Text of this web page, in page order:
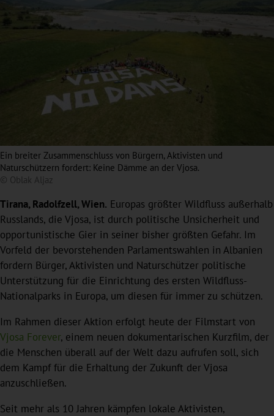
Ein breiter Zusammenschluss von Bürgern, Aktivisten und
Naturschützern fordert: Keine Dämme an der Vjosa.
© Oblak Aljaz
Tirana, Radolfzell, Wien. Europas größter Wildfluss außerhalb
Russlands, die Vjosa, ist durch politische Unsicherheit und
opportunistische Gier in seiner bisher größten Gefahr. Im
Vorfeld der bevorstehenden Parlamentswahlen in Albanien
fordern Bürger, Aktivisten und Naturschützer politische
Unterstützung für die Einrichtung des ersten Wildfluss-
Nationalparks in Europa, um diesen für immer zu schützen.
Im Rahmen dieser Aktion erfolgt heute der Filmstart von
Vjosa Forever, einem neuen dokumentarischen Kurzfilm, der
die Menschen überall auf der Welt dazu aufrufen soll, sich
dem Kampf für die Erhaltung der Zukunft der Vjosa
anzuschließen.
Seit mehr als 10 Jahren kämpfen lokale Aktivisten,